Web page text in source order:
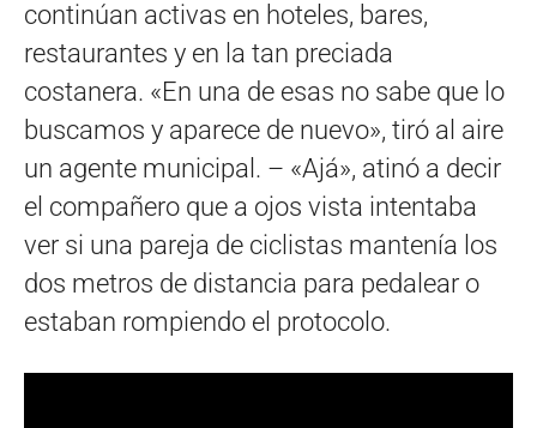
continúan activas en hoteles, bares,
restaurantes y en la tan preciada
costanera. «En una de esas no sabe que lo
buscamos y aparece de nuevo», tiró al aire
un agente municipal. – «Ajá», atinó a decir
el compañero que a ojos vista intentaba
ver si una pareja de ciclistas mantenía los
dos metros de distancia para pedalear o
estaban rompiendo el protocolo.